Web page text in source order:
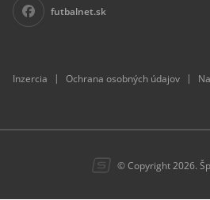
futbalnet.sk
Inzercia | Ochrana osobných údajov |
© Copyright 2026.